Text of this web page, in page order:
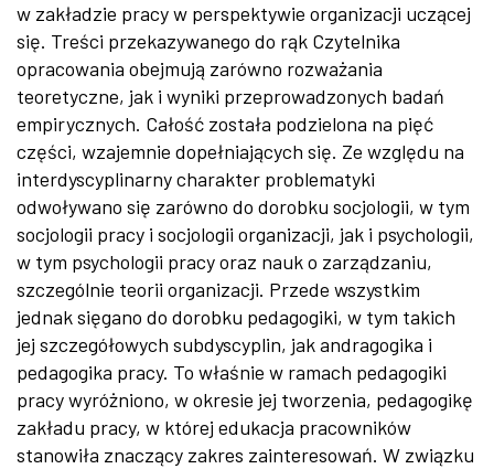
w zakładzie pracy w perspektywie organizacji uczącej
się. Treści przekazywanego do rąk Czytelnika
opracowania obejmują zarówno rozważania
teoretyczne, jak i wyniki przeprowadzonych badań
empirycznych. Całość została podzielona na pięć
części, wzajemnie dopełniających się. Ze względu na
interdyscyplinarny charakter problematyki
odwoływano się zarówno do dorobku socjologii, w tym
socjologii pracy i socjologii organizacji, jak i psychologii,
w tym psychologii pracy oraz nauk o zarządzaniu,
szczególnie teorii organizacji. Przede wszystkim
jednak sięgano do dorobku pedagogiki, w tym takich
jej szczegółowych subdyscyplin, jak andragogika i
pedagogika pracy. To właśnie w ramach pedagogiki
pracy wyróżniono, w okresie jej tworzenia, pedagogikę
zakładu pracy, w której edukacja pracowników
stanowiła znaczący zakres zainteresowań. W związku